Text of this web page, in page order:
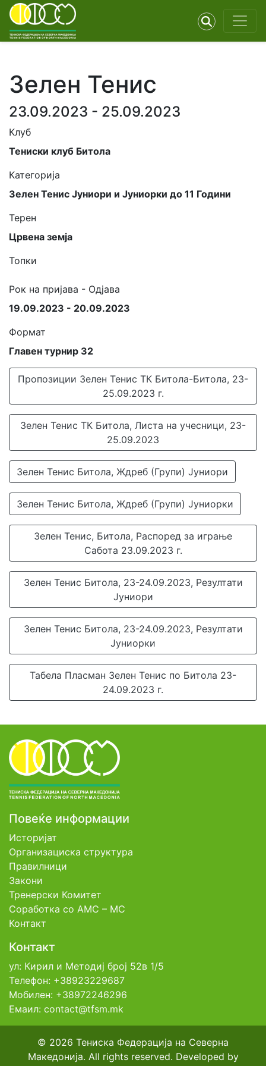
Зелен Тенис
23.09.2023 - 25.09.2023
Клуб
Тениски клуб Битола
Категорија
Зелен Тенис Јуниори и Јуниорки до 11 Години
Терен
Црвена земја
Топки
Рок на пријава - Одјава
19.09.2023 - 20.09.2023
Формат
Главен турнир 32
Пропозиции Зелен Тенис ТК Битола-Битола, 23-
25.09.2023 г.
Зелен Тенис ТК Битола, Листа на учесници, 23-
25.09.2023
Зелен Тенис Битола, Ждреб (Групи) Јуниори
Зелен Тенис Битола, Ждреб (Групи) Јуниорки
Зелен Тенис, Битола, Распоред за играње
Сабота 23.09.2023 г.
Зелен Тенис Битола, 23-24.09.2023, Резултати
Јуниори
Зелен Тенис Битола, 23-24.09.2023, Резултати
Јуниорки
Табела Пласман Зелен Тенис по Битола 23-
24.09.2023 г.
Повеќе информации
Историјат
Организациска структура
Правилници
Закони
Тренерски Комитет
Соработка со АМС – МС
Контакт
Контакт
ул: Кирил и Методиј број 52в 1/5
Телефон: +38923229687
Мобилен: +38972246296
Емаил: contact@tfsm.mk
© 2026 Тениска Федерација на Северна
Македонија. All rights reserved. Developed by